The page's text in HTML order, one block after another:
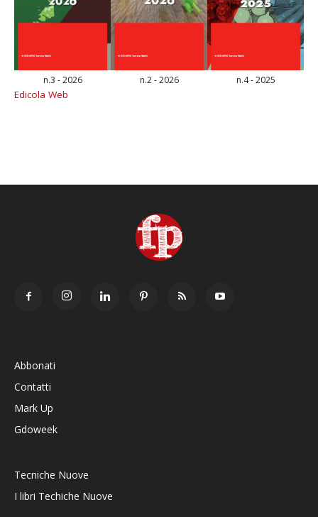
n.3 - 2026 n.2 - 2026 n.4 - 2025
Edicola Web
Abbonati
Contatti
Mark Up
Gdoweek
Tecniche Nuove
I libri Techiche Nuove